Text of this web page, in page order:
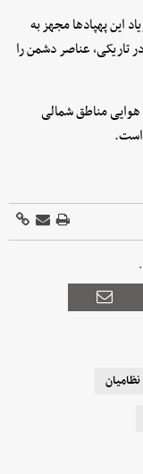
این پهپادها مجهز به
عناصر دشمن را
هوایی مناطق شمالی
است.
نظامیان